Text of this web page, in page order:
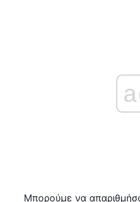
Μπορούμε να